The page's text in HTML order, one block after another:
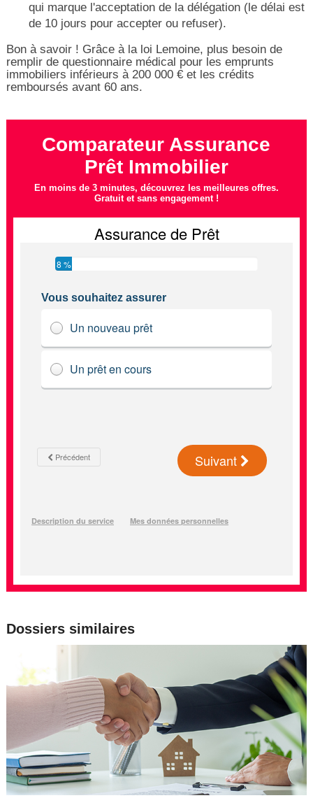
qui marque l'acceptation de la délégation (le délai est
de 10 jours pour accepter ou refuser).
Bon à savoir ! Grâce à la loi Lemoine, plus besoin de
remplir de questionnaire médical pour les emprunts
immobiliers inférieurs à 200 000 € et les crédits
remboursés avant 60 ans.
Comparateur Assurance
Prêt Immobilier
En moins de 3 minutes, découvrez les meilleures offres.
Gratuit et sans engagement !
Dossiers similaires